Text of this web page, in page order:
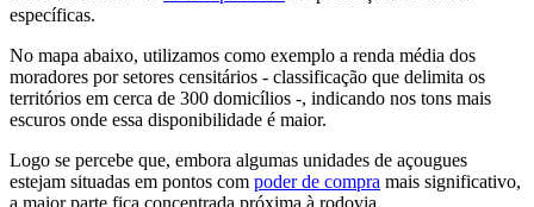
específicas.
No mapa abaixo, utilizamos como exemplo a renda média dos
moradores por setores censitários - classificação que delimita os
territórios em cerca de 300 domicílios -, indicando nos tons mais
escuros onde essa disponibilidade é maior.
Logo se percebe que, embora algumas unidades de açougues
estejam situadas em pontos com poder de compra mais significativo,
a maior parte fica concentrada próxima à rodovia.